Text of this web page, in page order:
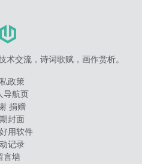
术交流，诗词歌赋，画作赏析。
政策
导航页
捐赠
封面
用软件
记录
言墙